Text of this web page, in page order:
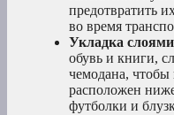
предотвратить
во время
Укладка
обувь и книги,
чемодана,
расположен
футболки и